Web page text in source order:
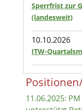
Sperrfrist zur
(landesweit)
10.10.2026
ITW-
11.06.2025: